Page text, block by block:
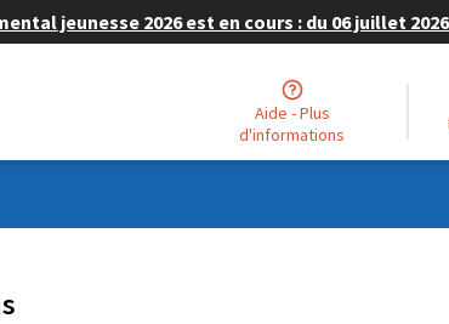
jeunesse 2026 est en cours : du 06 juillet 2026
Aide - Plus
d'informations